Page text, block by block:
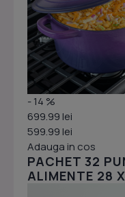
- 14 %
699.99 lei
599.99 lei
Adauga in cos
PACHET 32
ALIMENTE 28